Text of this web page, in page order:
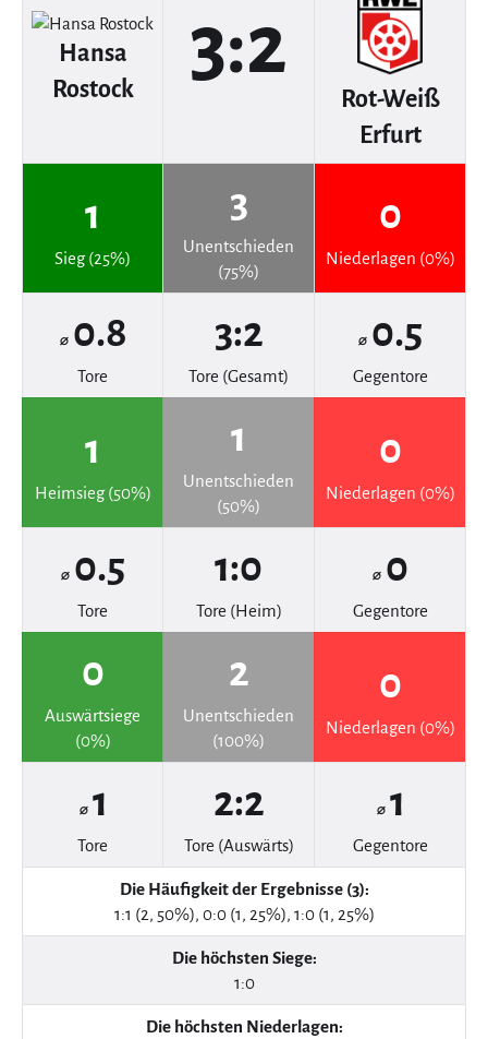
Hansa
Rostock
3:2
Rot-Weiß
Erfurt
1
Sieg (25%)
3
Unentschieden
(75%)
0
Niederlagen (0%)
⌀ 0.8
Tore
3:2
Tore (Gesamt)
⌀ 0.5
Gegentore
1
Heimsieg (50%)
1
Unentschieden
(50%)
0
Niederlagen (0%)
⌀ 0.5
Tore
1:0
Tore (Heim)
⌀ 0
Gegentore
0
Auswärtsiege
(0%)
2
Unentschieden
(100%)
0
Niederlagen (0%)
⌀ 1
Tore
2:2
Tore (Auswärts)
⌀ 1
Gegentore
Die Häufigkeit der Ergebnisse (3):
1:1 (2, 50%), 0:0 (1, 25%), 1:0 (1, 25%)
Die höchsten Siege:
1:0
Die höchsten Niederlagen: